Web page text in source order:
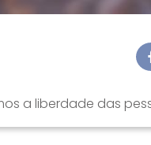
a liberdade das